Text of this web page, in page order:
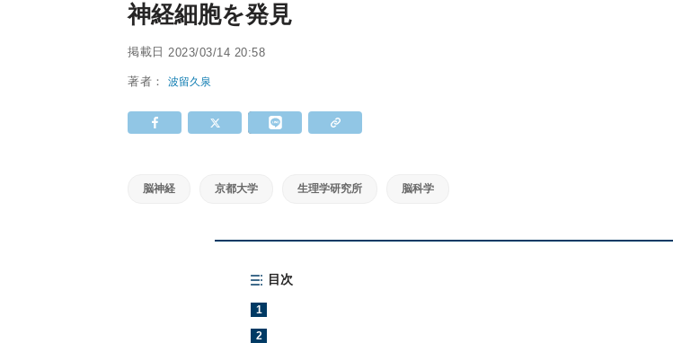
神経細胞を発見
掲載日 2023/03/14 20:58
著者：波留久泉
脳神経 京都大学 生理学研究所 脳科学
目次
1
2